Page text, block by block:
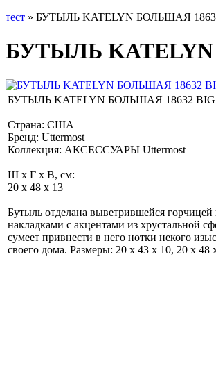
тест » БУТЫЛЬ KATELYN БОЛЬШАЯ
БУТЫЛЬ
БУТЫЛЬ KATELYN БОЛЬШАЯ 18632 BIG
Страна: США
Бренд: Uttermost
Коллекция: АКСЕССУАРЫ Uttermost
Ш x Г x В, см:
20 x 48 x 13
Бутыль отделана выветрившейся
накладками с акцентами из хрустальной
сумеет привнести в него нотки некого
своего дома. Размеры: 20 х 43 х 10, 20 х 48